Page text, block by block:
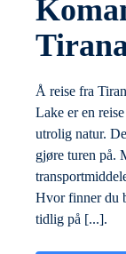
Å reise fra
Lake er en
utrolig natur.
gjøre turen på.
Hvor finner du
tidlig på [...].